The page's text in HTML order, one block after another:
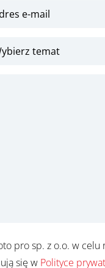
pro sp. z o.o. w celu
się w Polityce